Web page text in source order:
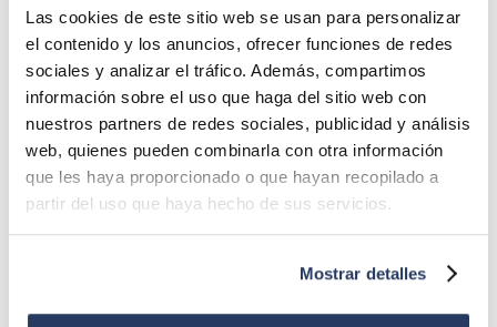
Las cookies de este sitio web se usan para personalizar
el contenido y los anuncios, ofrecer funciones de redes
sociales y analizar el tráfico. Además, compartimos
información sobre el uso que haga del sitio web con
nuestros partners de redes sociales, publicidad y análisis
web, quienes pueden combinarla con otra información
que les haya proporcionado o que hayan recopilado a
partir del uso que haya hecho de sus servicios.
Mostrar detalles
Destinatários
Para quais destinatários
seus dados serão
comunicados?
INTERNACO S.A. transfere
dados para empresas do
GRUPO INTERNACO e
administrações públicas às
quais estão vinculados por